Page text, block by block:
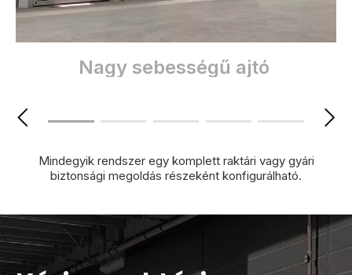
Nagy sebességű ajtó
Mindegyik rendszer egy komplett raktári vagy gyári
biztonsági megoldás részeként konfigurálható.